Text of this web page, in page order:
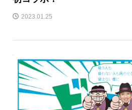
2023.01.25